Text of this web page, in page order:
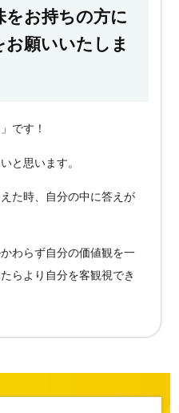
をお持ちの方に
願いいたしま
です！
と思います。
た時、自分の中に答えが
わらず自分の価値観を一
らより自分を客観視でき